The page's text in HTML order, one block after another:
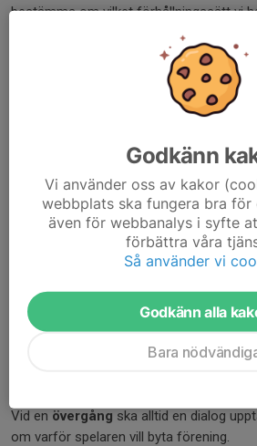
bestämma om vilket förhållningssätt vi
I listan till höger finns värvningspolicyn
skrivit under policyn, till höger finns
Mer info om Värvningspolicyn
Policyn i korthet:
Definition övergång och värvning;
Övergång/föreningsbyte
Sker alltid på spelarens initiativ.
Vid en övergång ska alltid en dialog
om varför spelaren vill byta förening.
Godkänn
Vi använder oss av kakor
webbplats ska fungera bra för
även för webbanalys i syfte
förbättra våra
Så använder vi
Godkänn alla
Bara